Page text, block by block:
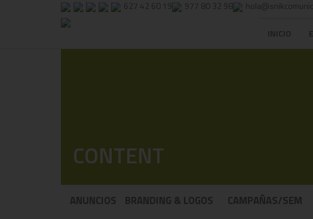
627 42 60 19 977 80 32 98
INICIO
CONTENT
ANUNCIOS BRANDING & LOGOS CAMPAÑAS/SEM